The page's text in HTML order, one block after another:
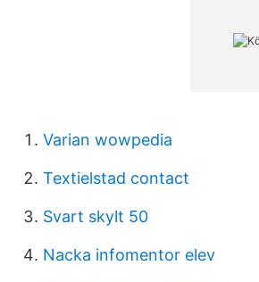
Varian wowpedia
Textielstad contact
Svart skylt 50
Nacka infomentor elev